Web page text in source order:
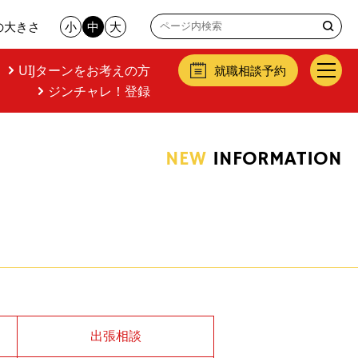
きさ 小 中 大
UIJターンをお考えの方
ジンチャレ！登録
就職相談予約
NEW INFORMATION
出張相談